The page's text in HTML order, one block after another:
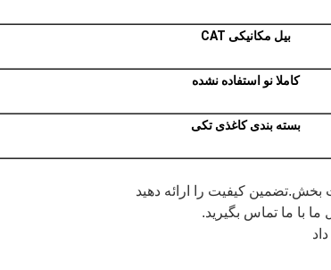
بیل مکانیکی CAT
کاملا نو استفاده نشده
بسته بندی کاغذی تکی
با ما تماس بگیرید.